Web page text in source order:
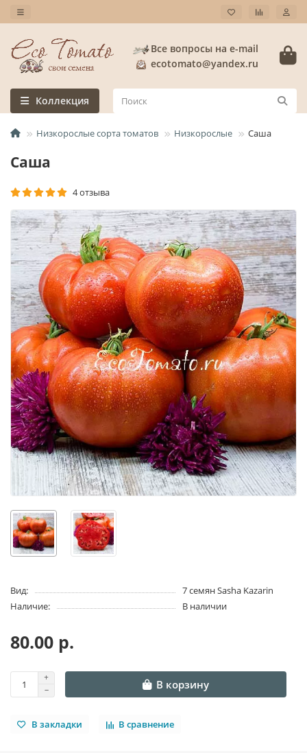
Все вопросы на e-mail
ecotomato@yandex.ru
Коллекция
Низкорослые сорта томатов Низкорослые Саша
Саша
4 отзыва
Вид:
7 семян Sasha Kazarin
Наличие:
В наличии
80.00 р.
В корзину
В закладки В сравнение